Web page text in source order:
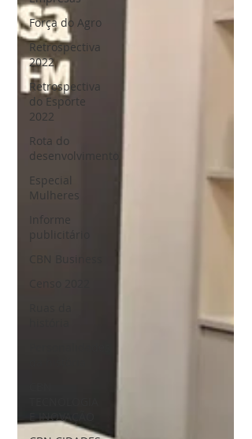
Força do Agro
Retrospectiva
2022
Retrospectiva
do Esporte
2022
Rota do
desenvolvimento
Especial
Mulheres
Informe
publicitário
CBN Business
E INOVAÇÃO